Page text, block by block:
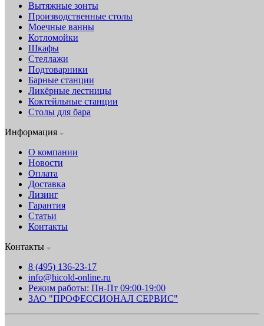
Вытяжные зонты
Производственные столы
Моечные ванны
Котломойки
Шкафы
Стеллажи
Подтоварники
Барные станции
Ликёрные лестницы
Коктейльные станции
Столы для бара
Информация
О компании
Новости
Оплата
Доставка
Лизинг
Гарантия
Статьи
Контакты
Контакты
8 (495) 136-23-17
info@hicold-online.ru
Режим работы: Пн-Пт 09:00-19:00
ЗАО "ПРОФЕССИОНАЛ СЕРВИС"